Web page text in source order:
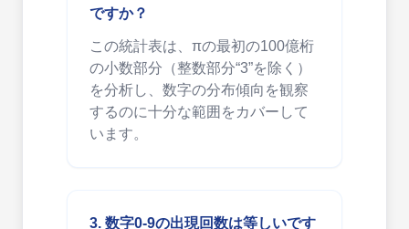
ですか？
この統計表は、πの最初の100億桁
の小数部分（整数部分“3”を除く）
を分析し、数字の分布傾向を観察
するのに十分な範囲をカバーして
います。
3. 数字0-9の出現回数は等しいです